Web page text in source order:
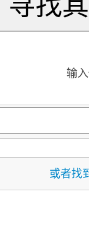
输
或者找